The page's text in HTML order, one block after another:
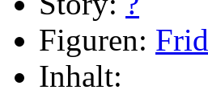
Figuren:
Inhalt: